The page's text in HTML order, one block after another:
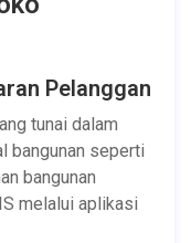
Pelanggan
tunai dalam
bangunan seperti
bangunan
melalui aplikasi